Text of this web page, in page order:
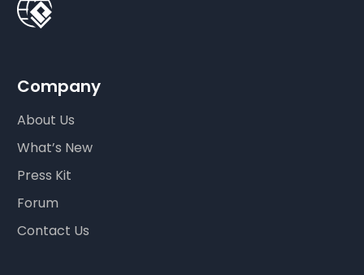
Company
About Us
What’s New
Press Kit
Forum
Contact Us